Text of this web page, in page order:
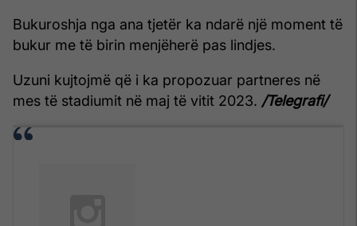
Bukuroshja nga ana tjetër ka ndarë një moment të
bukur me të birin menjëherë pas lindjes.
Uzuni kujtojmë që i ka propozuar partneres në
mes të stadiumit në maj të vitit 2023. /Telegrafi/